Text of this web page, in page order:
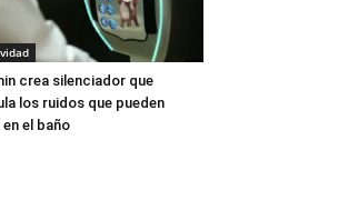
crea silenciador que
los ruidos que pueden
el baño